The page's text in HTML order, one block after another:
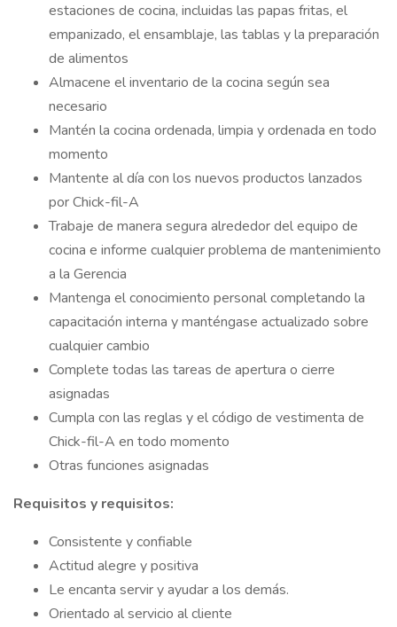
estaciones de cocina, incluidas las papas fritas, el
empanizado, el ensamblaje, las tablas y la preparación
de alimentos
Almacene el inventario de la cocina según sea
necesario
Mantén la cocina ordenada, limpia y ordenada en todo
momento
Mantente al día con los nuevos productos lanzados
por Chick-fil-A
Trabaje de manera segura alrededor del equipo de
cocina e informe cualquier problema de mantenimiento
a la Gerencia
Mantenga el conocimiento personal completando la
capacitación interna y manténgase actualizado sobre
cualquier cambio
Complete todas las tareas de apertura o cierre
asignadas
Cumpla con las reglas y el código de vestimenta de
Chick-fil-A en todo momento
Otras funciones asignadas
Requisitos y requisitos:
Consistente y confiable
Actitud alegre y positiva
Le encanta servir y ayudar a los demás.
Orientado al servicio al cliente